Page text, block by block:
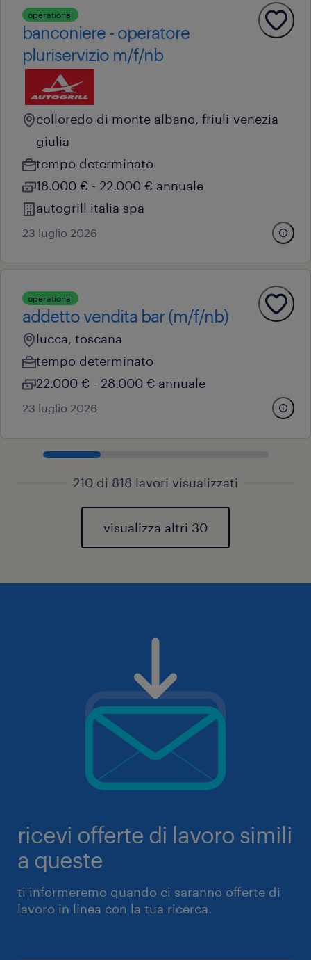
operational
banconiere - operatore
pluriservizio m/f/nb
colloredo di monte albano, friuli-venezia
giulia
tempo determinato
18.000 € - 22.000 € annuale
autogrill italia spa
23 luglio 2026
operational
addetto vendita bar (m/f/nb)
lucca, toscana
tempo determinato
22.000 € - 28.000 € annuale
23 luglio 2026
210 di 818 lavori visualizzati
visualizza altri 30
ricevi offerte di lavoro simili
a queste
ti informeremo quando ci saranno offerte di
lavoro in linea con la tua ricerca.